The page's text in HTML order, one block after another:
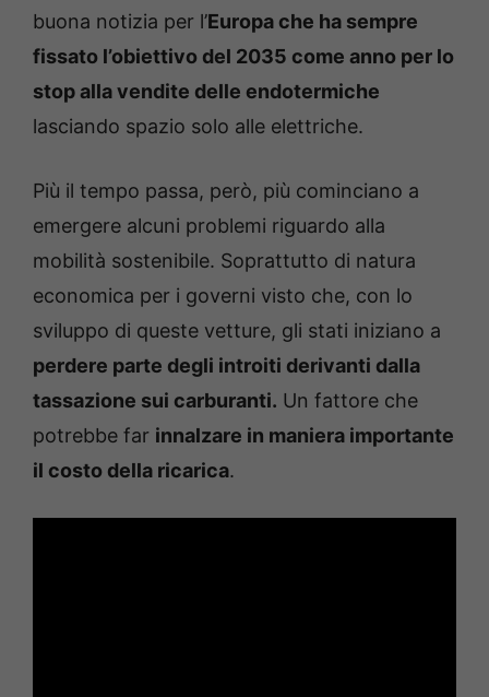
buona notizia per l’Europa che ha sempre
fissato l’obiettivo del 2035 come anno per lo
stop alla vendite delle endotermiche
lasciando spazio solo alle elettriche.
Più il tempo passa, però, più cominciano a
emergere alcuni problemi riguardo alla
mobilità sostenibile. Soprattutto di natura
economica per i governi visto che, con lo
sviluppo di queste vetture, gli stati iniziano a
perdere parte degli introiti derivanti dalla
tassazione sui carburanti. Un fattore che
potrebbe far innalzare in maniera importante
il costo della ricarica.